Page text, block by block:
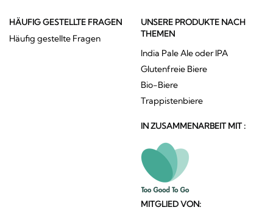
HÄUFIG GESTELLTE FRAGEN
Häufig gestellte Fragen
UNSERE PRODUKTE NACH
THEMEN
India Pale Ale oder IPA
Glutenfreie Biere
Bio-Biere
Trappistenbiere
IN ZUSAMMENARBEIT MIT :
MITGLIED VON: